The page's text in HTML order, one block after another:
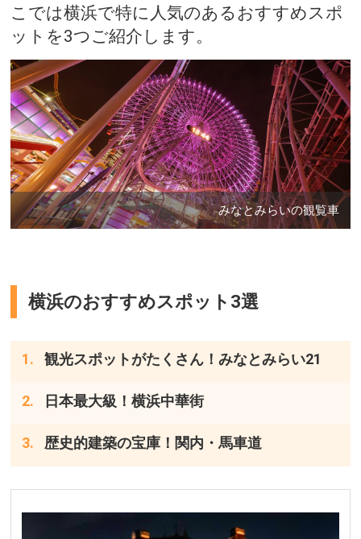
こでは横浜で特に人気のあるおすすめスポ
ットを3つご紹介します。
みなとみらいの観覧車
横浜のおすすめスポット3選
観光スポットがたくさん！みなとみらい21
日本最大級！横浜中華街
歴史的建築の宝庫！関内・馬車道